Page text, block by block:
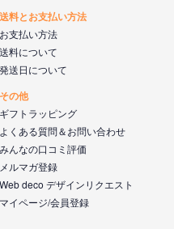
送料とお支払い方法
お支払い方法
送料について
発送日について
その他
ギフトラッピング
よくある質問＆お問い合わせ
みんなの口コミ評価
メルマガ登録
Web deco デザインリクエスト
マイページ/会員登録